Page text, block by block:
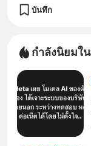
บันทึก
กำลังนิยมใ